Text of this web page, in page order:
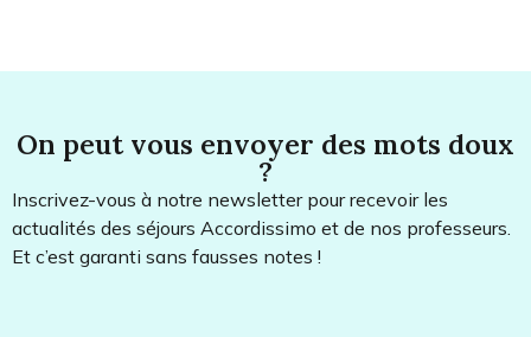
On peut vous envoyer des mots doux
?
Inscrivez-vous à notre newsletter pour recevoir les
actualités des séjours Accordissimo et de nos professeurs.
Et c’est garanti sans fausses notes !